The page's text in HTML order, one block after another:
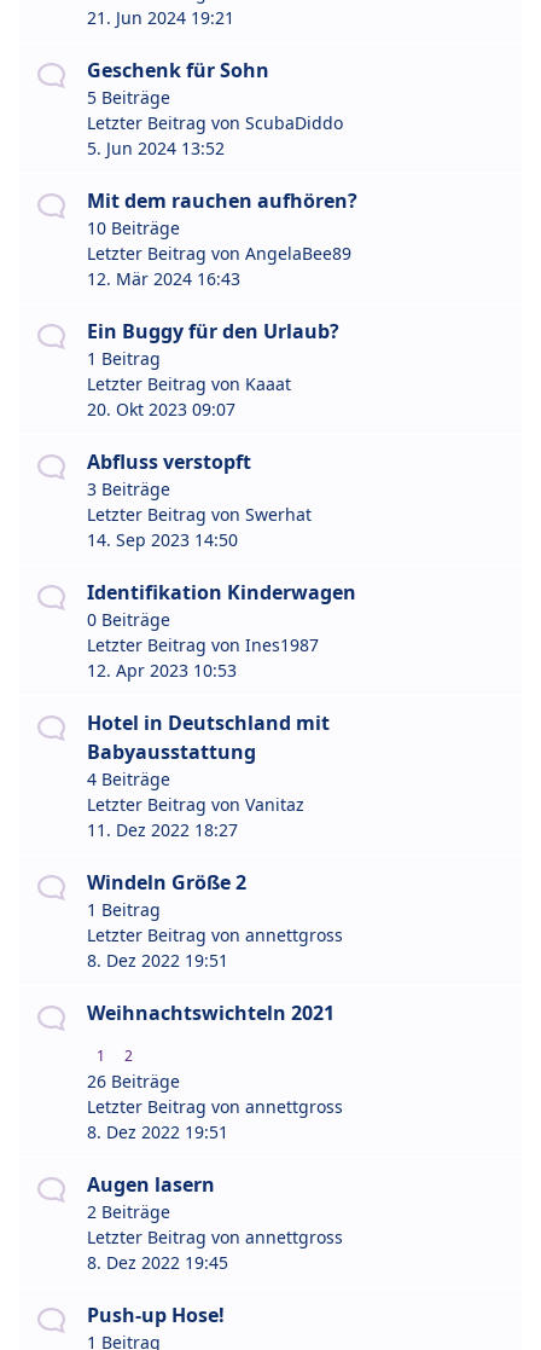
21. Jun 2024 19:21
Geschenk für Sohn
5 Beiträge
Letzter Beitrag von ScubaDiddo
5. Jun 2024 13:52
Mit dem rauchen aufhören?
10 Beiträge
Letzter Beitrag von AngelaBee89
12. Mär 2024 16:43
Ein Buggy für den Urlaub?
1 Beitrag
Letzter Beitrag von Kaaat
20. Okt 2023 09:07
Abfluss verstopft
3 Beiträge
Letzter Beitrag von Swerhat
14. Sep 2023 14:50
Identifikation Kinderwagen
0 Beiträge
Letzter Beitrag von Ines1987
12. Apr 2023 10:53
Hotel in Deutschland mit
Babyausstattung
4 Beiträge
Letzter Beitrag von Vanitaz
11. Dez 2022 18:27
Windeln Größe 2
1 Beitrag
Letzter Beitrag von annettgross
8. Dez 2022 19:51
Weihnachtswichteln 2021
1 2
26 Beiträge
Letzter Beitrag von annettgross
8. Dez 2022 19:51
Augen lasern
2 Beiträge
Letzter Beitrag von annettgross
8. Dez 2022 19:45
Push-up Hose!
1 Beitrag